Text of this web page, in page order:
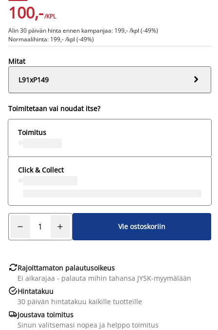
100,-/KPL
Alin 30 päivän hinta ennen kampanjaa: 199,- /kpl (-49%)
Normaalihinta: 199,- /kpl (-49%)
Mitat
L91xP149

Toimitetaan vai noudat itse?
Toimitus
Click & Collect
Vie ostoskoriin
Rajoittamaton palautusoikeus
Ei aikarajaa - palauta mihin tahansa JYSK-myymälään
Hintatakuu
30 päivän hintatakuu kaikille tuotteille
Joustava toimitus
Sinun valitsemasi nopea ja helppo toimitus